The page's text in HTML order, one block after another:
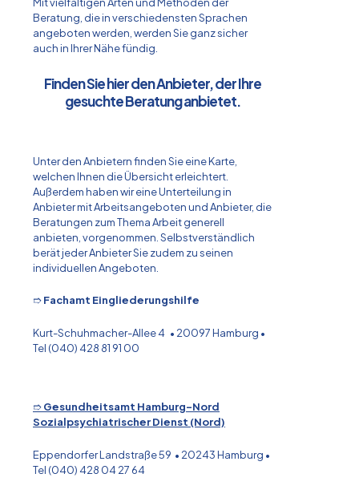
Mit vielfältigen Arten und Methoden der
Beratung, die in verschiedensten Sprachen
angeboten werden, werden Sie ganz sicher
auch in Ihrer Nähe fündig.
Finden Sie hier den Anbieter, der Ihre
gesuchte Beratung anbietet.
Unter den Anbietern finden Sie eine Karte,
welchen Ihnen die Übersicht erleichtert.
Außerdem haben wir eine Unterteilung in
Anbieter mit Arbeitsangeboten und Anbieter, die
Beratungen zum Thema Arbeit generell
anbieten, vorgenommen. Selbstverständlich
berät jeder Anbieter Sie zudem zu seinen
individuellen Angeboten.
➱Fachamt Eingliederungshilfe
Kurt-Schuhmacher-Allee 4 • 20097 Hamburg •
Tel (040) 428 81 91 00
➱Gesundheitsamt Hamburg-Nord
Sozialpsychiatrischer Dienst (Nord)
Eppendorfer Landstraße 59 • 20243 Hamburg •
Tel (040) 428 04 27 64